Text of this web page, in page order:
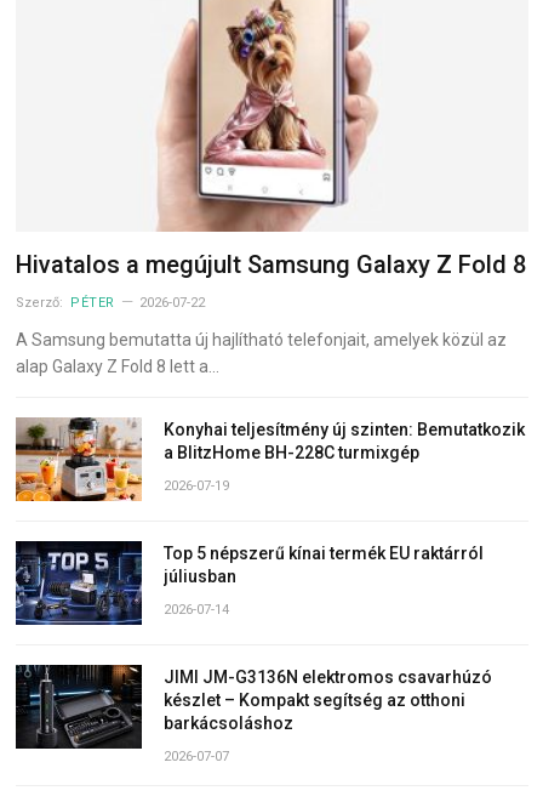
Hivatalos a megújult Samsung Galaxy Z Fold 8
Szerző: PÉTER 2026-07-22
A Samsung bemutatta új hajlítható telefonjait, amelyek közül az
alap Galaxy Z Fold 8 lett a…
Konyhai teljesítmény új szinten: Bemutatkozik
a BlitzHome BH-228C turmixgép
2026-07-19
Top 5 népszerű kínai termék EU raktárról
júliusban
2026-07-14
JIMI JM-G3136N elektromos csavarhúzó
készlet – Kompakt segítség az otthoni
barkácsoláshoz
2026-07-07